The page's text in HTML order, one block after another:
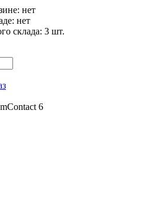
нет
нет
склада: 3 шт.
6